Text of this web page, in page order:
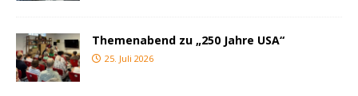
Themenabend zu „250 Jahre USA“
25. Juli 2026